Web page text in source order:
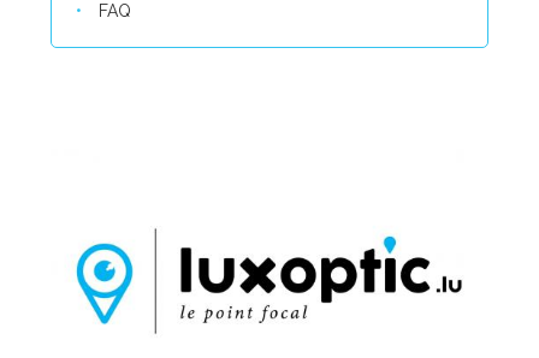
FAQ